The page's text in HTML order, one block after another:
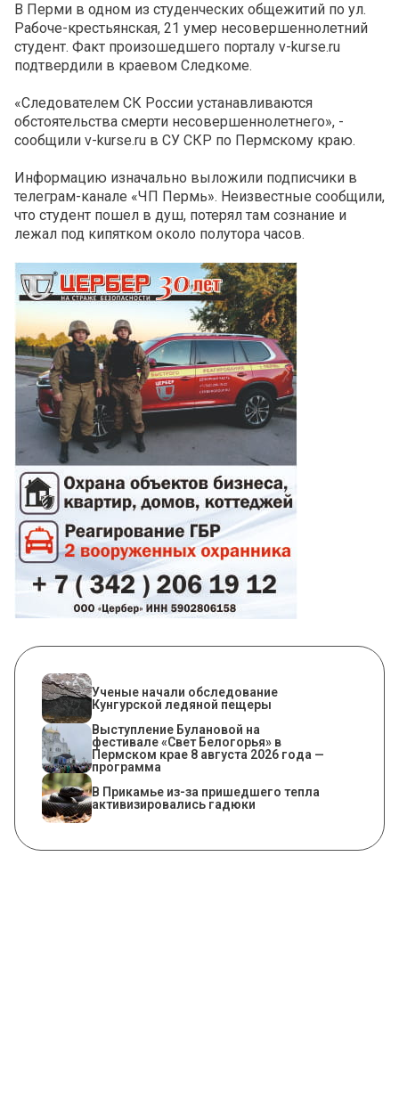
В Перми в одном из студенческих общежитий по ул.
Рабоче-крестьянская, 21 умер несовершеннолетний
студент. Факт произошедшего порталу v-kurse.ru
подтвердили в краевом Следкоме.
«Следователем СК России устанавливаются
обстоятельства смерти несовершеннолетнего», -
сообщили v-kurse.ru в СУ СКР по Пермскому краю.
Информацию изначально выложили подписчики в
телеграм-канале «ЧП Пермь». Неизвестные сообщили,
что студент пошел в душ, потерял там сознание и
лежал под кипятком около полутора часов.
Ученые начали обследование
Кунгурской ледяной пещеры
Выступление Булановой на
фестивале «Свет Белогорья» в
Пермском крае 8 августа 2026 года —
программа
​В Прикамье из-за пришедшего тепла
активизировались гадюки